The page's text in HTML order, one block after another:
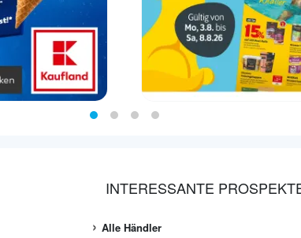
INTERESSANTE
Alle Händler